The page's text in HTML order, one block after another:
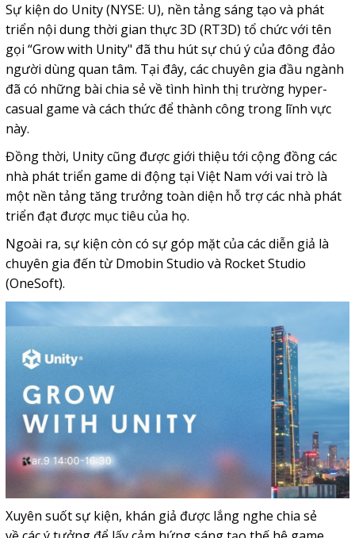
Sự kiện do Unity (NYSE: U), nền tảng sáng tạo và phát
triển nội dung thời gian thực 3D (RT3D) tổ chức với tên
gọi “Grow with Unity" đã thu hút sự chú ý của đông đảo
người dùng quan tâm. Tại đây, các chuyên gia đầu ngành
đã có những bài chia sẻ về tình hình thị trường hyper-
casual game và cách thức để thành công trong lĩnh vực
này.
Đồng thời, Unity cũng được giới thiệu tới cộng đồng các
nhà phát triển game di động tại Việt Nam với vai trò là
một nền tảng tăng trưởng toàn diện hỗ trợ các nhà phát
triển đạt được mục tiêu của họ.
Ngoài ra, sự kiện còn có sự góp mặt của các diễn giả là
chuyên gia đến từ Dmobin Studio và Rocket Studio
(OneSoft).
Xuyên suốt sự kiện, khán giả được lắng nghe chia sẻ